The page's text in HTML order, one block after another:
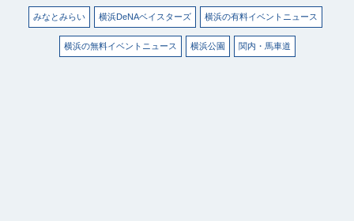
みなとみらい 横浜DeNAベイスターズ 横浜の有料イベントニュース
横浜の無料イベントニュース 横浜公園 関内・馬車道